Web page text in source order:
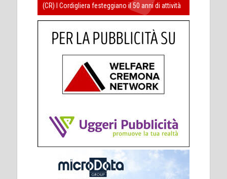
(CR) I Cordigliera festeggiano il 50 anni di attività